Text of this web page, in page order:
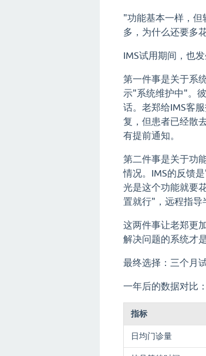
"功能基本一样，但
多，为什么还要多
IMS试用期间，也
第一件事是关于系
示"系统维护中"。
话。老郑给IMS客
复，但患者已经散
有提前通知。
第二件事是关于功
情况。IMS的反馈
光是这个功能就要
置就行"，远程指导
这两件事让老郑更
解决问题的系统才
最终选择：三个月
一年后的数据对比：
指标
日均门诊量